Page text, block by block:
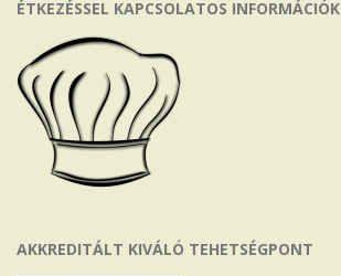
ÉTKEZÉSSEL KAPCSOLATOS INFORMÁCIÓK
AKKREDITÁLT KIVÁLÓ TEHETSÉGPONT